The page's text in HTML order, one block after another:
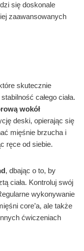
się doskonale
zaawansowanych
skutecznie
całego ciała.
wokół
deski, opierając się
mięśnie brzucha i
ręce od siebie.
, dbając o to, by
ciała. Kontroluj swój
wykonywanie
core’a, ale także
ćwiczeniach